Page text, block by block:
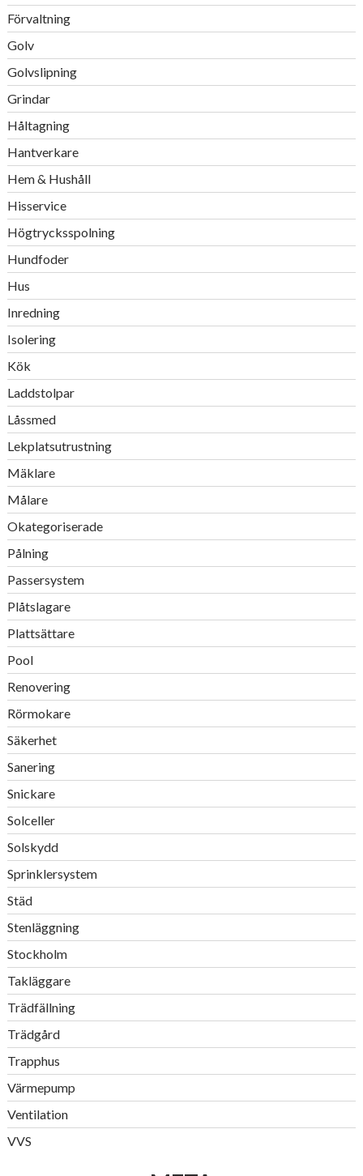
Förvaltning
Golv
Golvslipning
Grindar
Håltagning
Hantverkare
Hem & Hushåll
Hisservice
Högtrycksspolning
Hundfoder
Hus
Inredning
Isolering
Kök
Laddstolpar
Låssmed
Lekplatsutrustning
Mäklare
Målare
Okategoriserade
Pålning
Passersystem
Plåtslagare
Plattsättare
Pool
Renovering
Rörmokare
Säkerhet
Sanering
Snickare
Solceller
Solskydd
Sprinklersystem
Städ
Stenläggning
Stockholm
Takläggare
Trädfällning
Trädgård
Trapphus
Värmepump
Ventilation
VVS